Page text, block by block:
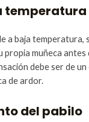
temperatura
a baja temperatura,
propia muñeca
debe ser de
de ardor.
del pabilo